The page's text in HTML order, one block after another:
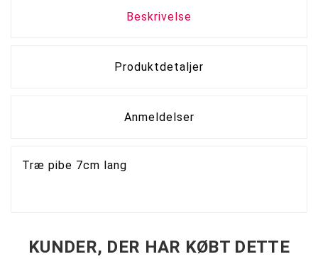
Beskrivelse
Produktdetaljer
Anmeldelser
Træ pibe 7cm lang
KUNDER, DER HAR KØBT DETTE